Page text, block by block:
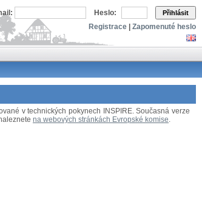
Heslo: Přihlásit
Registrace Zapomenuté heslo
v technických pokynech INSPIRE. Současná verze
na webových stránkách Evropské komise.